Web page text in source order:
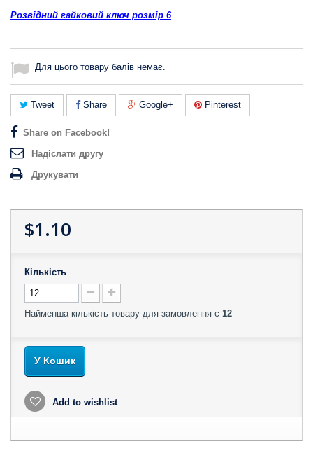
Розвідний гайковий ключ розмір 6
Для цього товару балів немає.
Tweet Share Google+ Pinterest
Share on Facebook!
Надіслати другу
Друкувати
$1.10
Кількість
Найменша кількість товару для замовлення є 12
У Кошик
Add to wishlist